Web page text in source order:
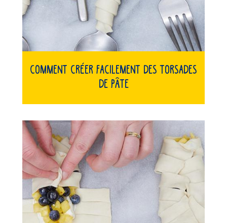
Comment créer facilement des torsades
de pâte